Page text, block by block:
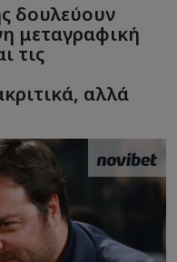
δουλεύουν
μεταγραφική
τις
αλλά